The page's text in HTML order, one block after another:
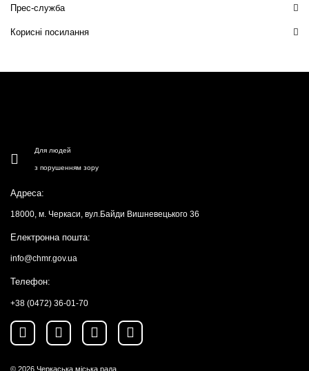
Прес-служба
Корисні посилання
Для людей
з порушенням зору
Адреса:
18000, м. Черкаси, вул.Байди Вишневецького 36
Електронна пошта:
info@chmr.gov.ua
Телефон:
+38 (0472) 36-01-70
© 2026 Черкаська міська рада